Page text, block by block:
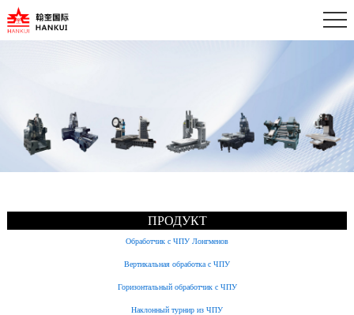
ПРОДУКТ
Обработчик с ЧПУ Лонгменов
Вертикальная обработка с ЧПУ
Горизонтальный обработчик с ЧПУ
Наклонный турнир из ЧПУ